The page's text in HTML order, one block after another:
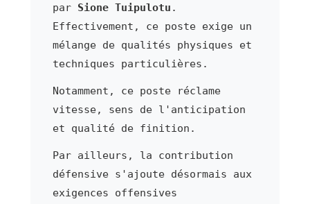
par Sione Tuipulotu .
Effectivement, ce poste exige un
mélange de qualités physiques et
techniques particulières.
Notamment, ce poste réclame
vitesse, sens de l'anticipation
et qualité de finition.
Par ailleurs, la contribution
défensive s'ajoute désormais aux
exigences offensives